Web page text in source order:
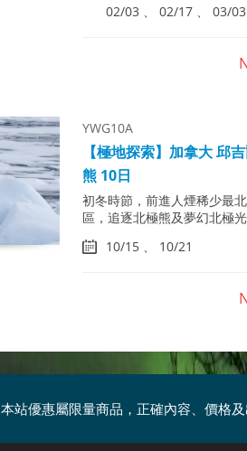
02/03 、 02/17 、 03/03
YWG10A
【極地探索】加拿大 邱
熊 10日
初冬時節，前進人煙稀少最
區，追逐北極熊及夢幻北極光
10/15 、 10/21
本站優惠屬限量商品，正確內容、價格